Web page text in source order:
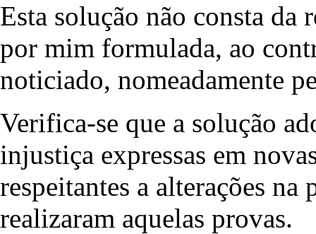
Esta solução não consta da
por mim formulada, ao
noticiado, nomeadamente
Verifica-se que a solução
injustiça expressas em
respeitantes a alterações
realizaram aquelas provas.